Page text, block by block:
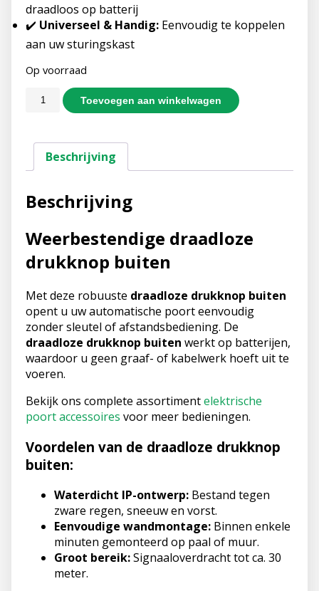
draadloos op batterij
✔️ Universeel & Handig: Eenvoudig te koppelen
aan uw sturingskast
Op voorraad
Toevoegen aan winkelwagen
Beschrijving
Beschrijving
Weerbestendige draadloze
drukknop buiten
Met deze robuuste draadloze drukknop buiten
opent u uw automatische poort eenvoudig
zonder sleutel of afstandsbediening. De
draadloze drukknop buiten werkt op batterijen,
waardoor u geen graaf- of kabelwerk hoeft uit te
voeren.
Bekijk ons complete assortimentelektrische
poort accessoires voor meer bedieningen.
Voordelen van de draadloze drukknop
buiten:
Waterdicht IP-ontwerp: Bestand tegen
zware regen, sneeuw en vorst.
Eenvoudige wandmontage: Binnen enkele
minuten gemonteerd op paal of muur.
Groot bereik:Signaaloverdracht tot ca. 30
meter.